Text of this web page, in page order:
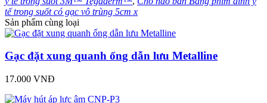
tế trong suốt có gạc vô trùng 5cm x
Sản phẩm cùng loại
Gạc đặt xung quanh ống dẫn lưu Metalline
17.000 VNĐ